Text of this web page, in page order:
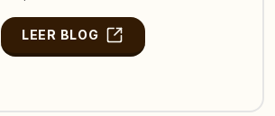
LEER BLOG